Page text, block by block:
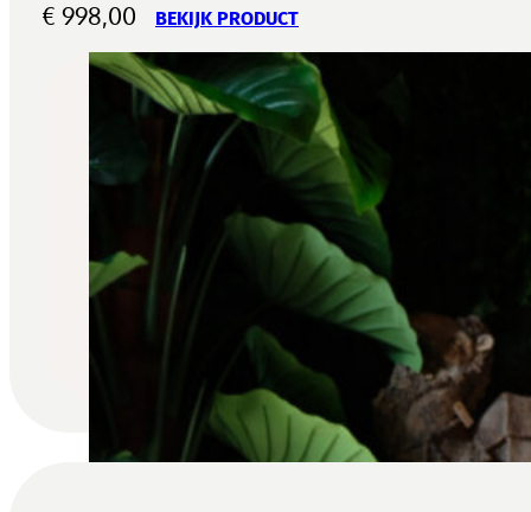
€ 998,00 BEKIJK PRODUCT